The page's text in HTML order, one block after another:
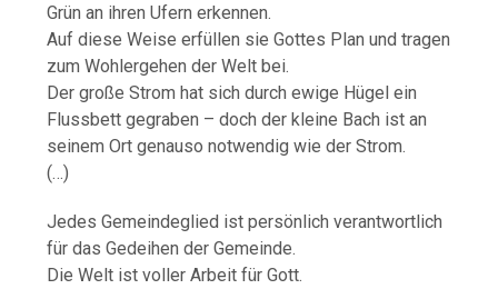
Grün an ihren Ufern erkennen.
Auf diese Weise erfüllen sie Gottes Plan und tragen
zum Wohlergehen der Welt bei.
Der große Strom hat sich durch ewige Hügel ein
Flussbett gegraben – doch der kleine Bach ist an
seinem Ort genauso notwendig wie der Strom.
(…)
Jedes Gemeindeglied ist persönlich verantwortlich
für das Gedeihen der Gemeinde.
Die Welt ist voller Arbeit für Gott.